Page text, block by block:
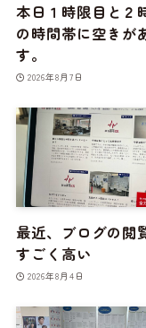
本日１時限目と２
の時間帯に空きが
す。
2026年8月7日
最近、ブログの閲
すごく高い
2026年8月4日